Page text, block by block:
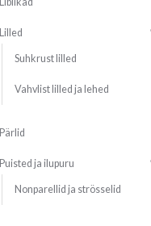
Lilled
Suhkrust lilled
Vahvlist lilled ja lehed
Pärlid
Puisted ja ilupuru
Nonparellid ja strösselid